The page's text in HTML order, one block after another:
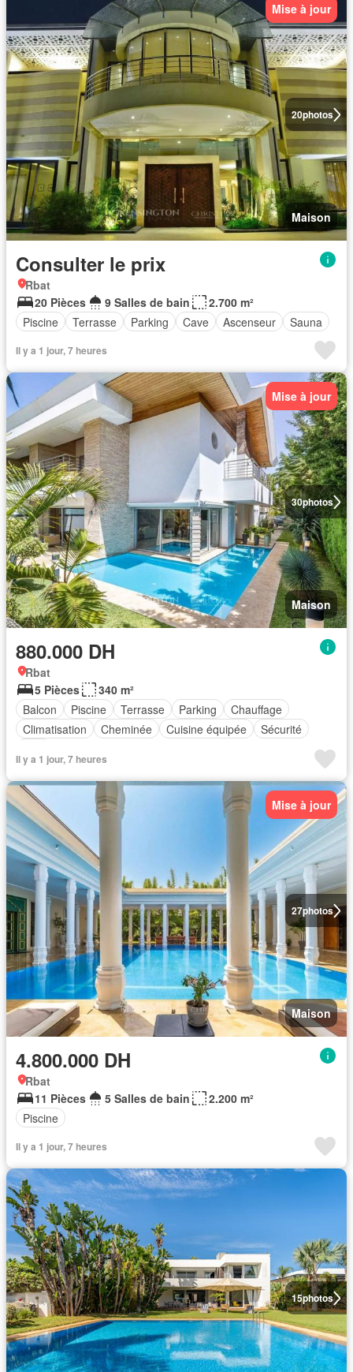
20photos
Mise à jour
Maison
Consulter le prix
Rbat
20 Pièces
9 Salles de bain
2.700 m²
Piscine
Terrasse Parking Cave Ascenseur Sauna
Il y a 1 jour, 7 heures
30photos
Mise à jour
Maison
880.000 DH
Rbat
5 Pièces
340 m²
Balcon
Piscine Terrasse Parking
Chauffage
Climatisation
Cheminée Cuisine équipée
Sécurité
Il y a 1 jour, 7 heures
27photos
Mise à jour
Maison
4.800.000 DH
Rbat
11 Pièces
5 Salles de bain
2.200 m²
Piscine
Il y a 1 jour, 7 heures
15photos